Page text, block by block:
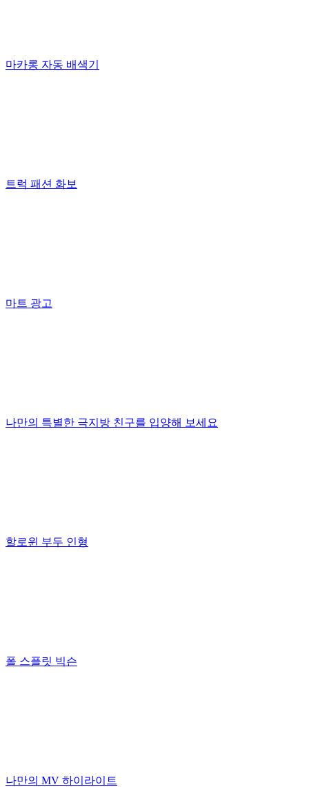
마카롱 자동 배색기
트럭 패션 화보
마트 광고
나만의 특별한 극지방 친구를 입양해 보세요
할로윈 부두 인형
폴 스플릿 빅슨
나만의 MV 하이라이트